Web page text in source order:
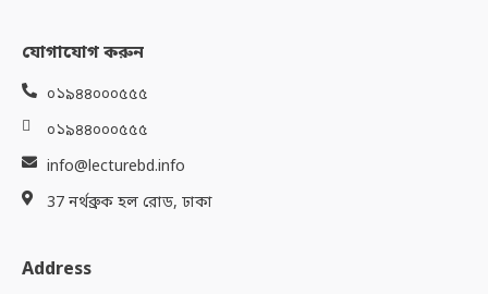
যোগাযোগ করুন
০১৯৪৪০০০৫৫৫
০১৯৪৪০০০৫৫৫
info@lecturebd.info
37 নর্থব্রুক হল রোড, ঢাকা
Address